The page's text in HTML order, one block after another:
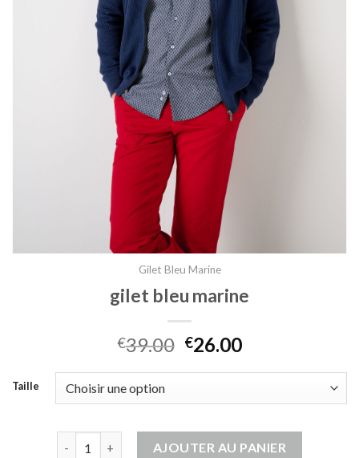
Gilet Bleu Marine
gilet bleu marine
€39.00 €26.00
Taille
AJOUTER AU PANIER